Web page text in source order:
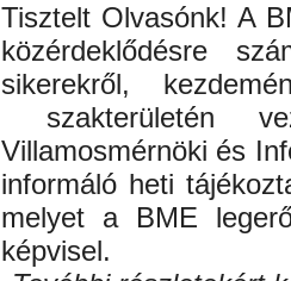
Tisztelt Olvasónk! A
közérdeklődésre
sikerekről,
szakterületén
Villamosmérnöki és
informáló heti
melyet a BME
képvisel.